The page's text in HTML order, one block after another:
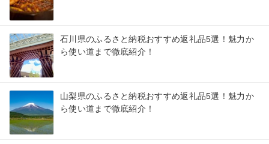
石川県のふるさと納税おすすめ返礼品5選！魅力か
ら使い道まで徹底紹介！
山梨県のふるさと納税おすすめ返礼品5選！魅力か
ら使い道まで徹底紹介！